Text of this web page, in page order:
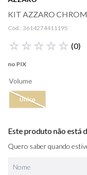
KIT AZZARO
Cód.: 3614274411195
☆ ☆ ☆ ☆ ☆ (0)
no PIX
Volume
Único
Este produto não está
Quero saber quando